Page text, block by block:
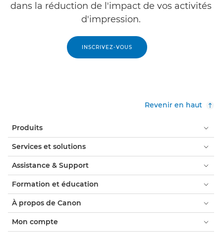
dans la réduction de l'impact de vos activités
d'impression.
INSCRIVEZ-VOUS
Revenir en haut
Produits
Services et solutions
Assistance & Support
Formation et éducation
À propos de Canon
Mon compte